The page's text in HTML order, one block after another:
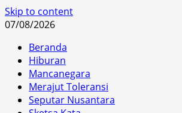
Skip to content
07/08/2026
Beranda
Hiburan
Mancanegara
Merajut Toleransi
Seputar Nusantara